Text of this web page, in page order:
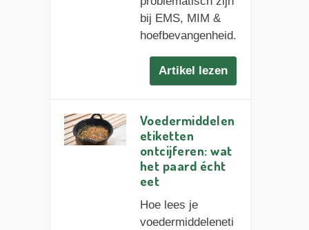
bij EMS, MIM &
hoefbevangenheid.
Artikel lezen
Voedermiddelen
etiketten
ontcijferen: wat
het paard écht
eet
Hoe lees je
voedermiddeleneti